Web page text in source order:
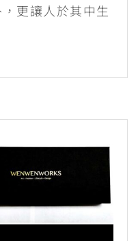
更讓人於其中生